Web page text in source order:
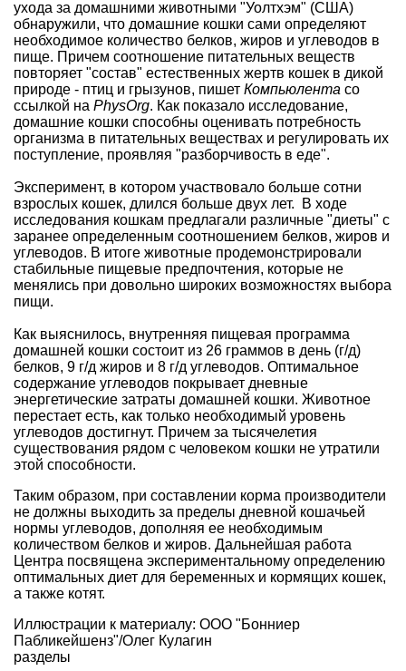
ухода за домашними животными "Уолтхэм" (США)
обнаружили, что домашние кошки сами определяют
необходимое количество белков, жиров и углеводов в
пище. Причем соотношение питательных веществ
повторяет "состав" естественных жертв кошек в дикой
природе - птиц и грызунов, пишет Компьюлента со
ссылкой на PhysOrg. Как показало исследование,
домашние кошки способны оценивать потребность
организма в питательных веществах и регулировать их
поступление, проявляя "разборчивость в еде".
Эксперимент, в котором участвовало больше сотни
взрослых кошек, длился больше двух лет. В ходе
исследования кошкам предлагали различные "диеты" с
заранее определенным соотношением белков, жиров и
углеводов. В итоге животные продемонстрировали
стабильные пищевые предпочтения, которые не
менялись при довольно широких возможностях выбора
пищи.
Как выяснилось, внутренняя пищевая программа
домашней кошки состоит из 26 граммов в день (г/д)
белков, 9 г/д жиров и 8 г/д углеводов. Оптимальное
содержание углеводов покрывает дневные
энергетические затраты домашней кошки. Животное
перестает есть, как только необходимый уровень
углеводов достигнут. Причем за тысячелетия
существования рядом с человеком кошки не утратили
этой способности.
Таким образом, при составлении корма производители
не должны выходить за пределы дневной кошачьей
нормы углеводов, дополняя ее необходимым
количеством белков и жиров. Дальнейшая работа
Центра посвящена экспериментальному определению
оптимальных диет для беременных и кормящих кошек,
а также котят.
Иллюстрации к материалу: ООО "Бонниер
Пабликейшенз"/Олег Кулагин
разделы